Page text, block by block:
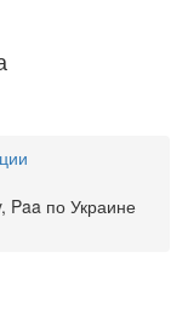
Paa по Украине